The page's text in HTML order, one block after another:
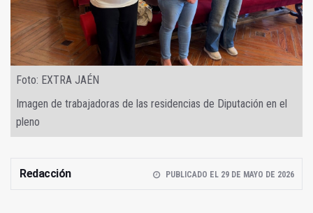
Foto: EXTRA JAÉN
Imagen de trabajadoras de las residencias de Diputación en el
pleno
Redacción PUBLICADO EL 29 DE MAYO DE 2026